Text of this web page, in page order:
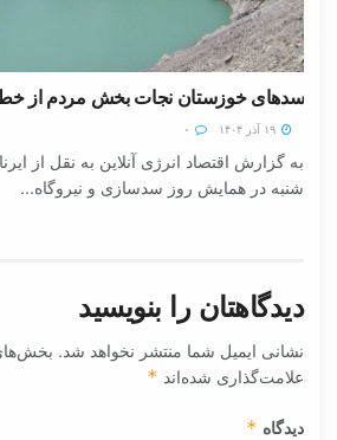
سدهای خوزستان نجات بخش مردم از
به گزارش اقتصاد انرژی آنلاین به نقل از
شنبه در همایش روز سدسازی و نیروگاه...
دیدگاهتان را بنویسید
نشانی ایمیل شما منتشر نخواهد شد.
علامت‌گذاری شده‌اند *
دیدگاه *